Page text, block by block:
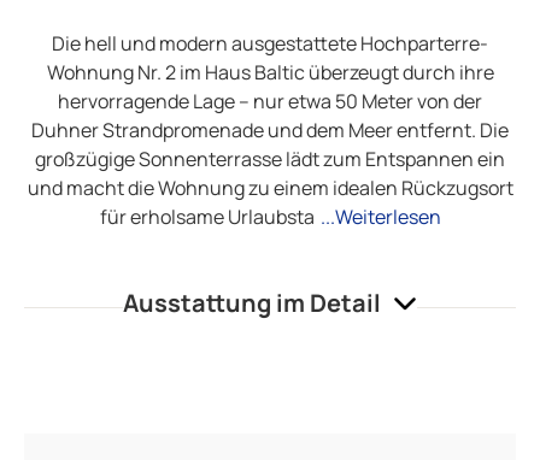
Die hell und modern ausgestattete Hochparterre-
Wohnung Nr. 2 im Haus Baltic überzeugt durch ihre
hervorragende Lage – nur etwa 50 Meter von der
Duhner Strandpromenade und dem Meer entfernt. Die
großzügige Sonnenterrasse lädt zum Entspannen ein
und macht die Wohnung zu einem idealen Rückzugsort
für erholsame Urlaubsta ...Weiterlesen
Ausstattung im Detail